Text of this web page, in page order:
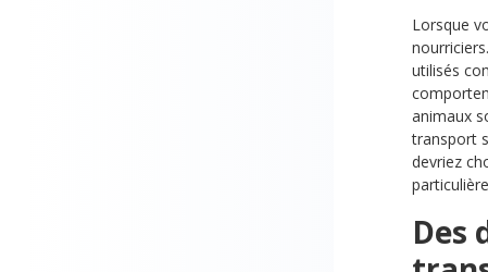
Lorsque
utilisés
animaux
transport
devriez
Des